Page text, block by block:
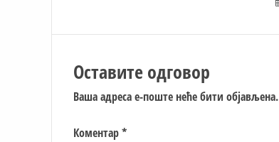
Оставите одговор
Ваша адреса е-поште неће бити објављена.
Коментар*